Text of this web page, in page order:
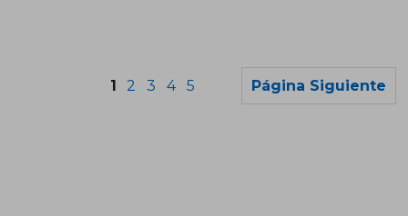
1 2 3 4 5 Página Siguiente